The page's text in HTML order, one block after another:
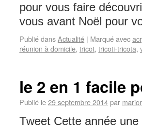
pour vous faire
vous avant Noël pour
Publié dansActualité | Marqué avec
réunion à domicile, tricot, tricoti-tricota,
le 2 en 1 facile
Publié le29 septembre 2014par
Tweet Cette année